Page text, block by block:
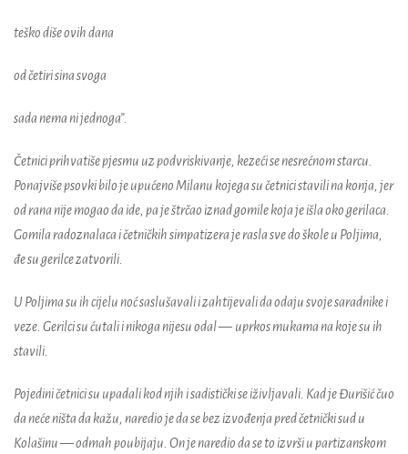
teško diše ovih dana
od četiri sina svoga
sada nema ni jednoga”.
Četnici prihvatiše pjesmu uz podvriskivanje, kezeći se nesrećnom starcu.
Ponajviše psovki bilo je upućeno Milanu kojega su četnici stavili na konja, jer
od rana nije mogao da ide, pa je štrčao iznad gomile koja je išla oko gerilaca.
Gomila radoznalaca i četničkih simpatizera je rasla sve do škole u Poljima,
đe su gerilce zatvorili.
U Poljima su ih cijelu noć saslušavali i zahtijevali da odaju svoje saradnike i
veze. Gerilci su ćutali i nikoga nijesu odal— uprkos mukama na koje su ih
stavili.
Pojedini četnici su upadali kod njih i sadistički se iživljavali. Kad je Đurišić čuo
da neće ništa da kažu, naredio je da se bez izvođenja pred četnički sud u
Kolašinu—odmah poubijaju. On je naredio da se to izvrši u partizanskom